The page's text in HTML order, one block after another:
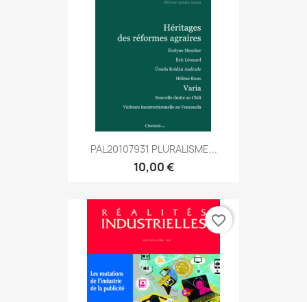
PAL20107931 PLURALISME...
10,00 €
favorite_border